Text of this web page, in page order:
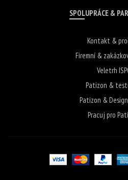
SPOLUPRÁCE &
Kontakt &
Firemní &
Veletrh
Patizon &
Patizon &
Pracuj pro